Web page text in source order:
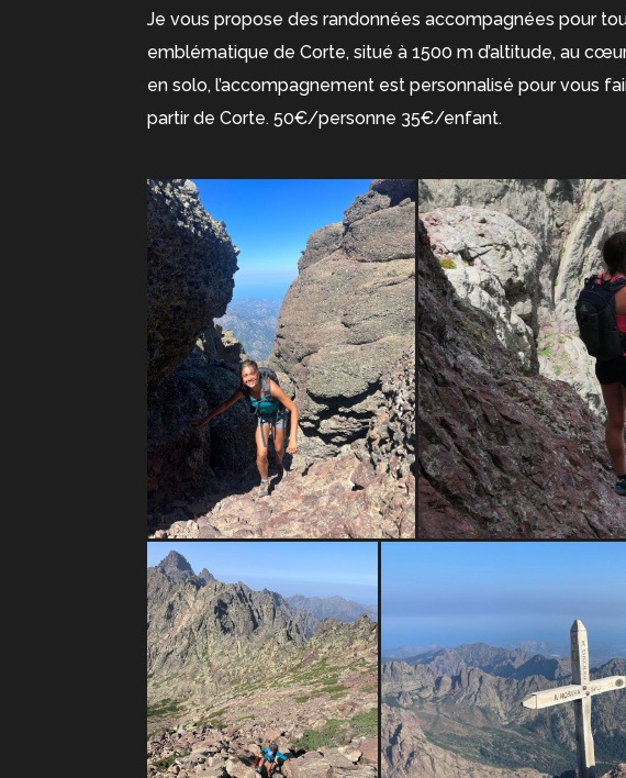
Je vous propose des randonnées accompagnées pour
emblématique de Corte, situé à 1500 m d’altitude, au
en solo, l’accompagnement est personnalisé pour vous
partir de Corte. 50€/personne 35€/enfant.